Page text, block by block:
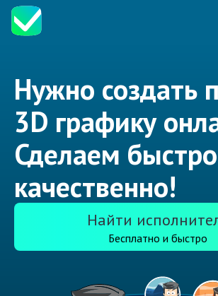
Нужно создать
3D графику
Сделаем
качественно!
Найти
Бесплатно и быстро